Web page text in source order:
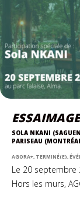
SOLA NKANI
PARISEAU
AGORA+, TERMINÉ(E),
Le 20 septembre
Hors les murs,